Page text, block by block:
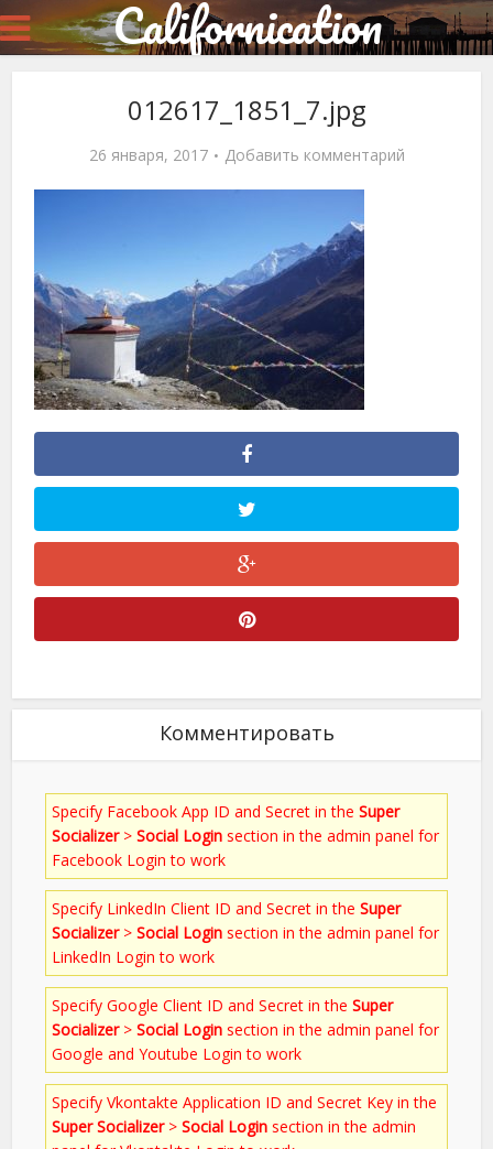
Californication
012617_1851_7.jpg
26 января, 2017 Добавить комментарий
Комментировать
Specify Facebook App ID and Secret in theSuper
Socializer>Social Login section in the admin panel for
Facebook Login to work
Specify LinkedIn Client ID and Secret in theSuper
Socializer>Social Login section in the admin panel for
LinkedIn Login to work
Specify Google Client ID and Secret in theSuper
Socializer>Social Login section in the admin panel for
Google and Youtube Login to work
Specify Vkontakte Application ID and Secret Key in the
Super Socializer>Social Login section in the admin